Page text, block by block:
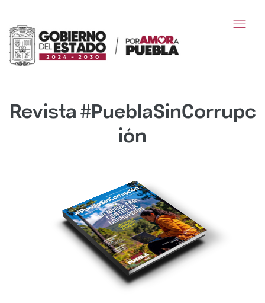
Revista #PueblaSinCorrupc
ión